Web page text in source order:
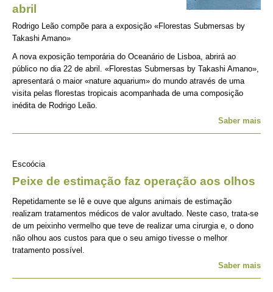
abril
Rodrigo Leão compõe para a exposição «Florestas Submersas by
Takashi Amano»
A nova exposição temporária do Oceanário de Lisboa, abrirá ao
público no dia 22 de abril. «Florestas Submersas by Takashi Amano»,
apresentará o maior «nature aquarium» do mundo através de uma
visita pelas florestas tropicais acompanhada de uma composição
inédita de Rodrigo Leão.
Saber mais
Escoócia
Peixe de estimação faz operação aos olhos
Repetidamente se lê e ouve que alguns animais de estimação
realizam tratamentos médicos de valor avultado. Neste caso, trata-se
de um peixinho vermelho que teve de realizar uma cirurgia e, o dono
não olhou aos custos para que o seu amigo tivesse o melhor
tratamento possível.
Saber mais